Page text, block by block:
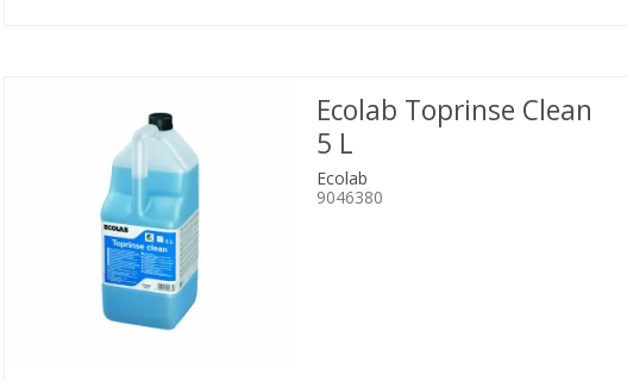
Ecolab Toprinse Clean
5 L
Ecolab
9046380